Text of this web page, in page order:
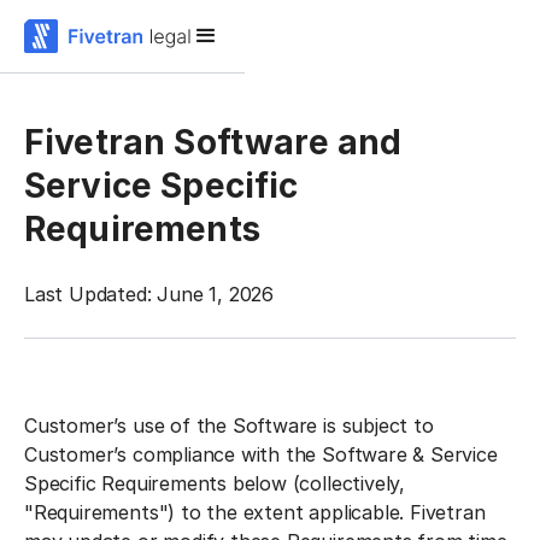
Fivetran Software and
Service Specific
Requirements
Last Updated: June 1, 2026
Customer’s use of the Software is subject to
Customer’s compliance with the Software & Service
Specific Requirements below (collectively,
"Requirements") to the extent applicable. Fivetran